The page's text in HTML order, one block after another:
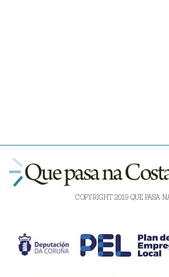
COPYRIGHT 2019 QUE PASA